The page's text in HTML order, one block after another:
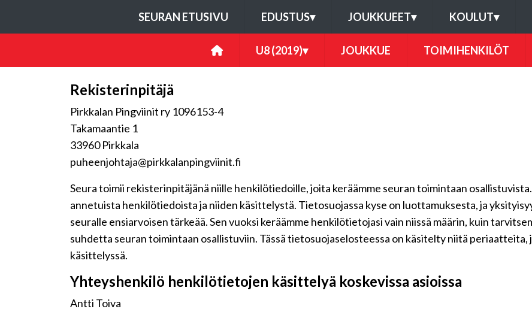
SEURAN ETUSIVU EDUSTUS▾ JOUKKUEET▾ KOULUT▾
U8 (2019)▾ JOUKKUE TOIMIHENKILÖT
Rekisterinpitäjä
Pirkkalan Pingviinit ry 1096153-4
Takamaantie 1
33960 Pirkkala
puheenjohtaja@pirkkalanpingviinit.fi
Seura toimii rekisterinpitäjänä niille henkilötiedoille, joita keräämme seuran toimintaan
annetuista henkilötiedoista ja niiden käsittelystä. Tietosuojassa kyse on luottamuksesta, ja
seuralle ensiarvoisen tärkeää. Sen vuoksi keräämme henkilötietojasi vain niissä määrin, kuin
suhdetta seuran toimintaan osallistuviin. Tässä tietosuojaselosteessa on käsitelty niitä
käsittelyssä.
Yhteyshenkilö henkilötietojen käsittelyä koskevissa asioissa
Antti Toiva